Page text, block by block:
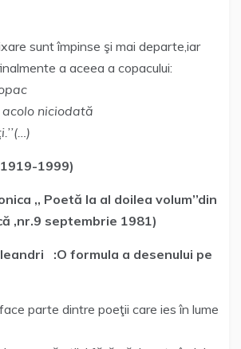
sunt împinse şi mai departe,iar
a aceea a copacului:
niciodată
1999)
,, Poetă la al doilea volum’’din
,nr.9 septembrie 1981)
:O formula a desenului pe
parte dintre poeţii care ies în lume